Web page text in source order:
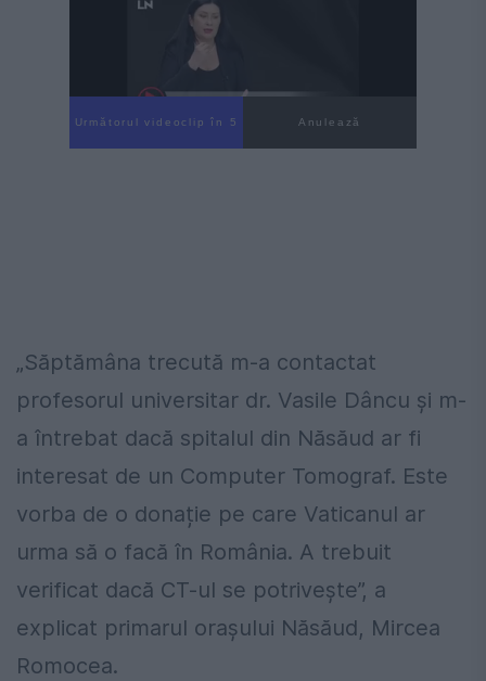
Următorul videoclip în 4 Anulează
„Săptămâna trecută m-a contactat
profesorul universitar dr. Vasile Dâncu și m-
a întrebat dacă spitalul din Năsăud ar fi
interesat de un Computer Tomograf. Este
vorba de o donație pe care Vaticanul ar
urma să o facă în România. A trebuit
verificat dacă CT-ul se potrivește”, a
explicat primarul orașului Năsăud, Mircea
Romocea.